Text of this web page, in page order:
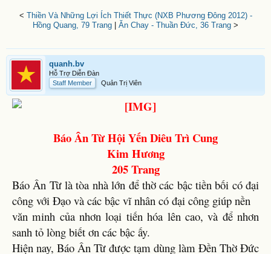
< Thiền Và Những Lợi Ích Thiết Thực (NXB Phương Đông 2012) -
Hồng Quang, 79 Trang
Ăn Chay - Thuần Đức, 36 Trang >
quanh.bv
Hỗ Trợ Diễn Đàn
Staff Member
Quản Trị Viên
Báo Ân Từ Hội Yến Diêu Trì Cung
Kim Hương
205 Trang
Báo Ân Từ là tòa nhà lớn để thờ các bậc tiền bối có đại
công với Đạo và các bậc vĩ nhân có đại công giúp nền
văn minh của nhơn loại tiến hóa lên cao, và để nhơn
sanh tỏ lòng biết ơn các bậc ấy.
Hiện nay, Báo Ân Từ được tạm dùng làm Đền Thờ Đức